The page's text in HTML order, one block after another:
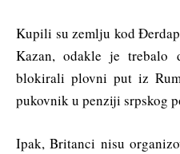
Kupili su zemlju kod
Kazan, odakle je trebalo
blokirali plovni put iz
pukovnik u penziji srpskog
Ipak, Britanci nisu